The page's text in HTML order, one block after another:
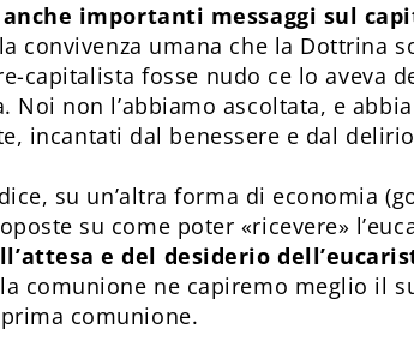
importanti messaggi sul
umana che la Dottrina
capitalista fosse nudo ce lo aveva
Noi non l’abbiamo ascoltata, e
incantati dal benessere e dal
su un’altra forma di economia
su come poter «ricevere»
e del desiderio
comunione ne capiremo meglio il
comunione.